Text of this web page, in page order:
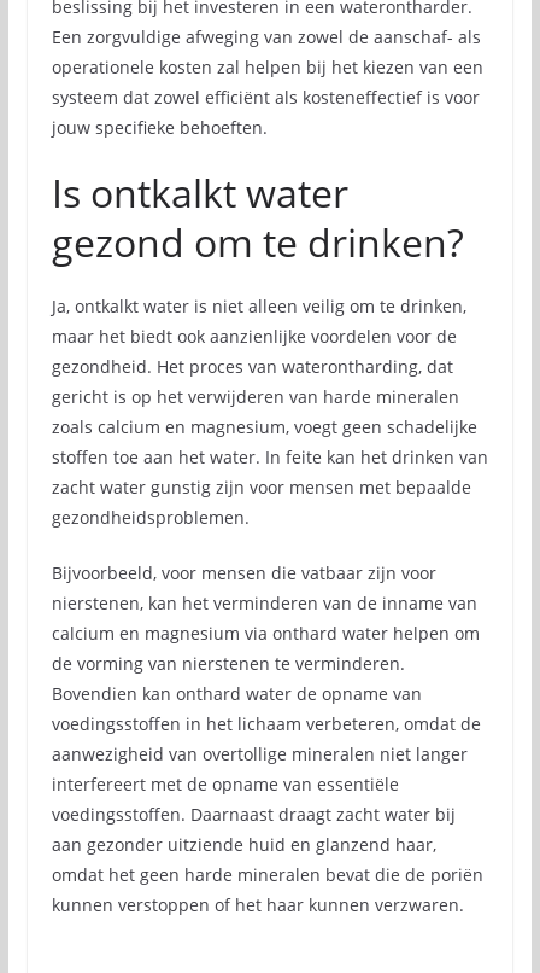
beslissing bij het investeren in een waterontharder.
Een zorgvuldige afweging van zowel de aanschaf- als
operationele kosten zal helpen bij het kiezen van een
systeem dat zowel efficiënt als kosteneffectief is voor
jouw specifieke behoeften.
Is ontkalkt water
gezond om te drinken?
Ja, ontkalkt water is niet alleen veilig om te drinken,
maar het biedt ook aanzienlijke voordelen voor de
gezondheid. Het proces van waterontharding, dat
gericht is op het verwijderen van harde mineralen
zoals calcium en magnesium, voegt geen schadelijke
stoffen toe aan het water. In feite kan het drinken van
zacht water gunstig zijn voor mensen met bepaalde
gezondheidsproblemen.
Bijvoorbeeld, voor mensen die vatbaar zijn voor
nierstenen, kan het verminderen van de inname van
calcium en magnesium via onthard water helpen om
de vorming van nierstenen te verminderen.
Bovendien kan onthard water de opname van
voedingsstoffen in het lichaam verbeteren, omdat de
aanwezigheid van overtollige mineralen niet langer
interfereert met de opname van essentiële
voedingsstoffen. Daarnaast draagt zacht water bij
aan gezonder uitziende huid en glanzend haar,
omdat het geen harde mineralen bevat die de poriën
kunnen verstoppen of het haar kunnen verzwaren.